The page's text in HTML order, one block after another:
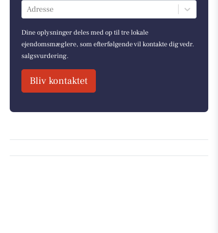
Adresse
Dine oplysninger deles med op til tre lokale
ejendomsmæglere, som efterfølgende vil kontakte dig vedr.
salgsvurdering.
Bliv kontaktet